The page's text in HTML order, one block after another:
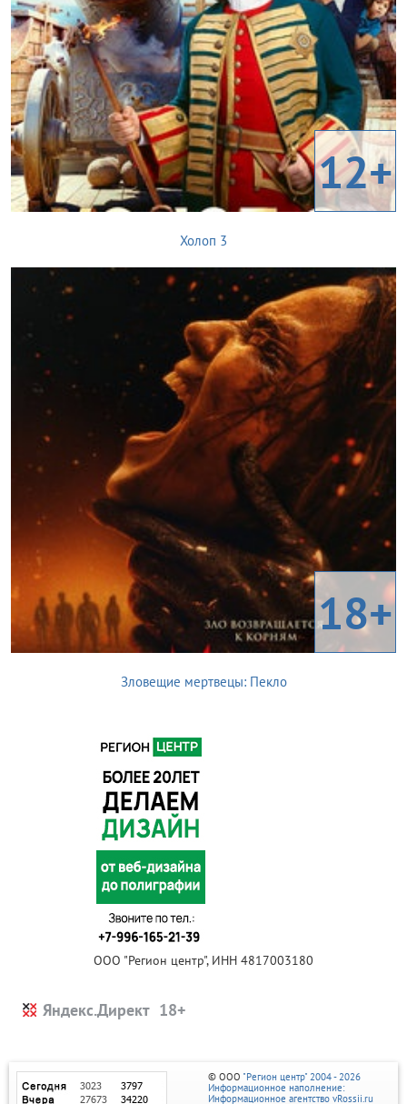
12+
Холоп 3
18+
Зловещие мертвецы: Пекло
ООО "Регион центр", ИНН 4817003180
Яндекс.Директ
© ООО "Регион центр" 2004 - 2026
Информационное наполнение:
Информационное агентство vRossii.ru